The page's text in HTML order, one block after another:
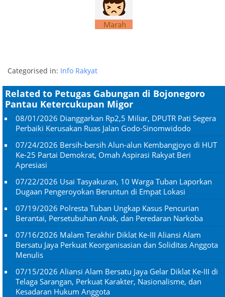
Categorised in: Info Rakyat
Related to Petugas Gabungan di Bojonegoro
Pantau Ketercukupan Migor
08/01/2026 Dianggarkan Rp2,5 Miliar, DPUTR Pati Segera
Perbaiki Kerusakan Ruas Jalan Godo-Sinomwidodo
07/24/2026 Bersih-bersih Alun-alun Kembangjoyo di HUT
Ke-25 Partai Demokrat, Omah Aspirasi Rakyat Beri
Apresiasi
07/22/2026 Usai Tasyakuran, 10 Warga Tuban Laporkan
Dugaan Pengeroyokan Beruntun di Empat Lokasi
07/19/2026 Polresta Tuban Ungkap Kasus Pencurian
Berantai, Persetubuhan Anak, dan Peredaran Narkoba
07/16/2026 Malam Terakhir Diklat Ke-III Aliansi Alam
Bersatu Jaya Perkuat Keorganisasian dan Soliditas Anggota
Menulis
07/15/2026 Aliansi Alam Bersatu Jaya Gelar Diklat Ke-III di
Telaga Sarangan, Perkuat Karakter, Nasionalisme, dan
Kesadaran Hukum Anggota